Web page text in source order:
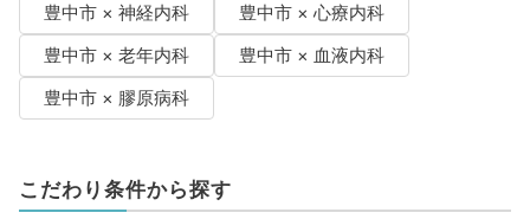
豊中市 × 神経内科
豊中市 × 心療内科
豊中市 × 老年内科
豊中市 × 血液内科
豊中市 × 膠原病科
こだわり条件から探す